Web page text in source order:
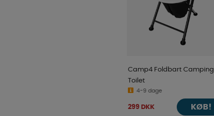
Camp4 Foldbart Camping
Toilet
4-9 dage
299 DKK KØB!